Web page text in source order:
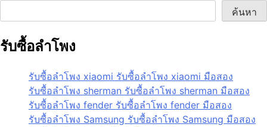
ค้นหา
รับซื้อลำโพง
รับซื้อลำโพง xiaomi รับซื้อลำโพง xiaomi มือสอง
รับซื้อลำโพง sherman รับซื้อลำโพง sherman มือสอง
รับซื้อลำโพง fender รับซื้อลำโพง fender มือสอง
รับซื้อลำโพง Samsung รับซื้อลำโพง Samsung มือสอง